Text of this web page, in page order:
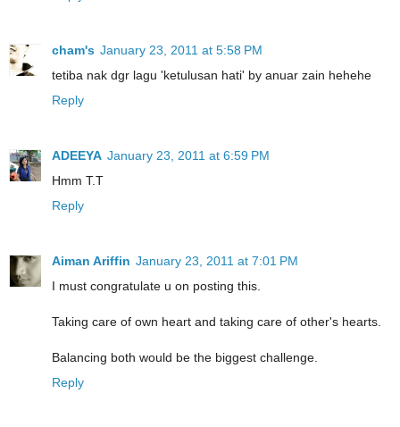
cham's January 23, 2011 at 5:58 PM
tetiba nak dgr lagu 'ketulusan hati' by anuar zain hehehe
Reply
ADEEYA January 23, 2011 at 6:59 PM
Hmm T.T
Reply
Aiman Ariffin January 23, 2011 at 7:01 PM
I must congratulate u on posting this.
Taking care of own heart and taking care of other's hearts.
Balancing both would be the biggest challenge.
Reply